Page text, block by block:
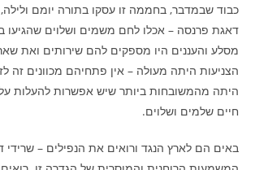
כבוד שבמדבר, בחממה זו עסקו בתורה יומם
דאגת פרנסה – אכלו לחם משמים ושלוים שהגיעו
מסלע והעננים היו מספקים להם שירותים ואת
הצניעות היתה מעולה – אין פתחיהם מכוונים זה
היתה מהמשובחות ביותר שיש אפשרות להעלות
חיים שלמים ושלוים.
באים הם לארץ הנגד ורואים את הנפילים – שרידי